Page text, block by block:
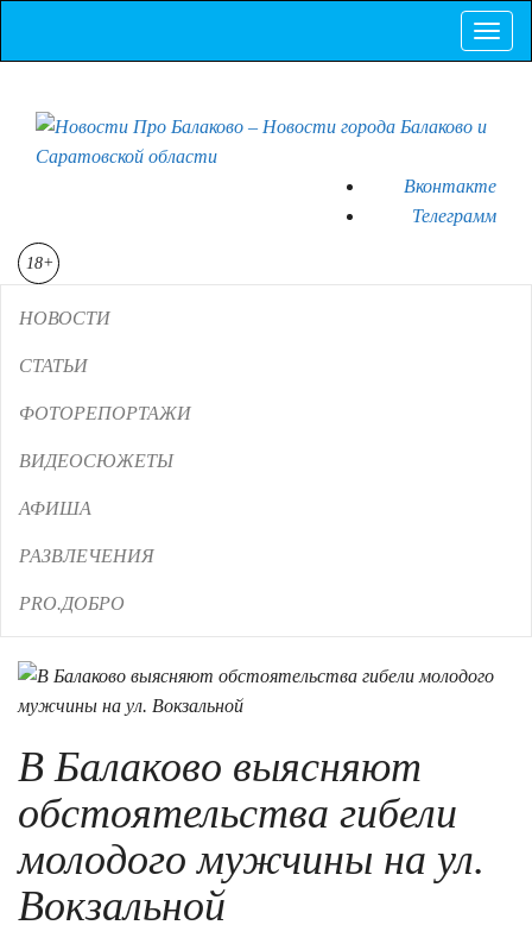
Вконтакте
Телеграмм
18+
НОВОСТИ
СТАТЬИ
ФОТОРЕПОРТАЖИ
ВИДЕОСЮЖЕТЫ
АФИША
РАЗВЛЕЧЕНИЯ
PRO.ДОБРО
В Балаково выясняют
обстоятельства гибели
молодого мужчины на ул.
Вокзальной